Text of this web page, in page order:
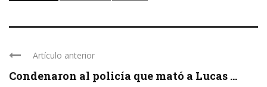
Artículo anterior
Condenaron al policía que mató a Lucas ...